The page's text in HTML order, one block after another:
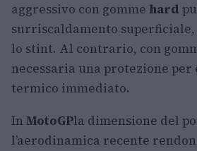
aggressivo con gomme hard
surriscaldamento
lo stint. Al contrario, con
necessaria una protezione
termico immediato.
In MotoGPla dimensione del
l’aerodinamica recente